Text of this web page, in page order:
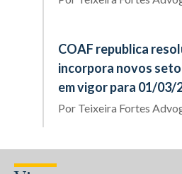
COAF republica
incorpora novos
em vigor para 01/03/
Por Teixeira Fortes